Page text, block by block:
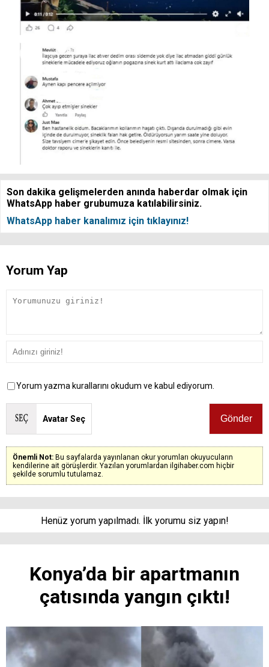
Son dakika gelişmelerden anında haberdar olmak için
WhatsApp haber grubumuza katılabilirsiniz.
WhatsApp haber kanalımız için tıklayınız!
Yorum Yap
Yorum yazma kurallarını okudum ve kabul ediyorum.
Avatar Seç
Önemli Not: Bu sayfalarda yayınlanan okur yorumları okuyucuların
kendilerine ait görüşlerdir. Yazılan yorumlardan ilgihaber.com hiçbir
şekilde sorumlu tutulamaz.
Henüz yorum yapılmadı. İlk yorumu siz yapın!
Konya’da bir apartmanın
çatısında yangın çıktı!